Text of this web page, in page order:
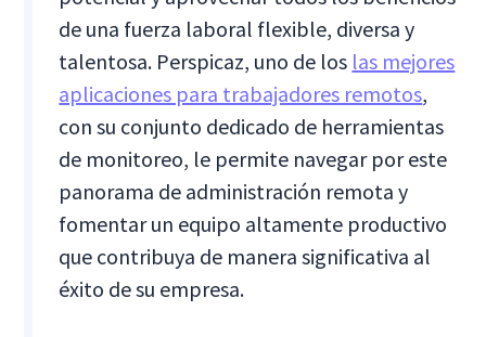
de una fuerza laboral flexible, diversa y
talentosa. Perspicaz, uno de los las mejores
aplicaciones para trabajadores remotos,
con su conjunto dedicado de herramientas
de monitoreo, le permite navegar por este
panorama de administración remota y
fomentar un equipo altamente productivo
que contribuya de manera significativa al
éxito de su empresa.